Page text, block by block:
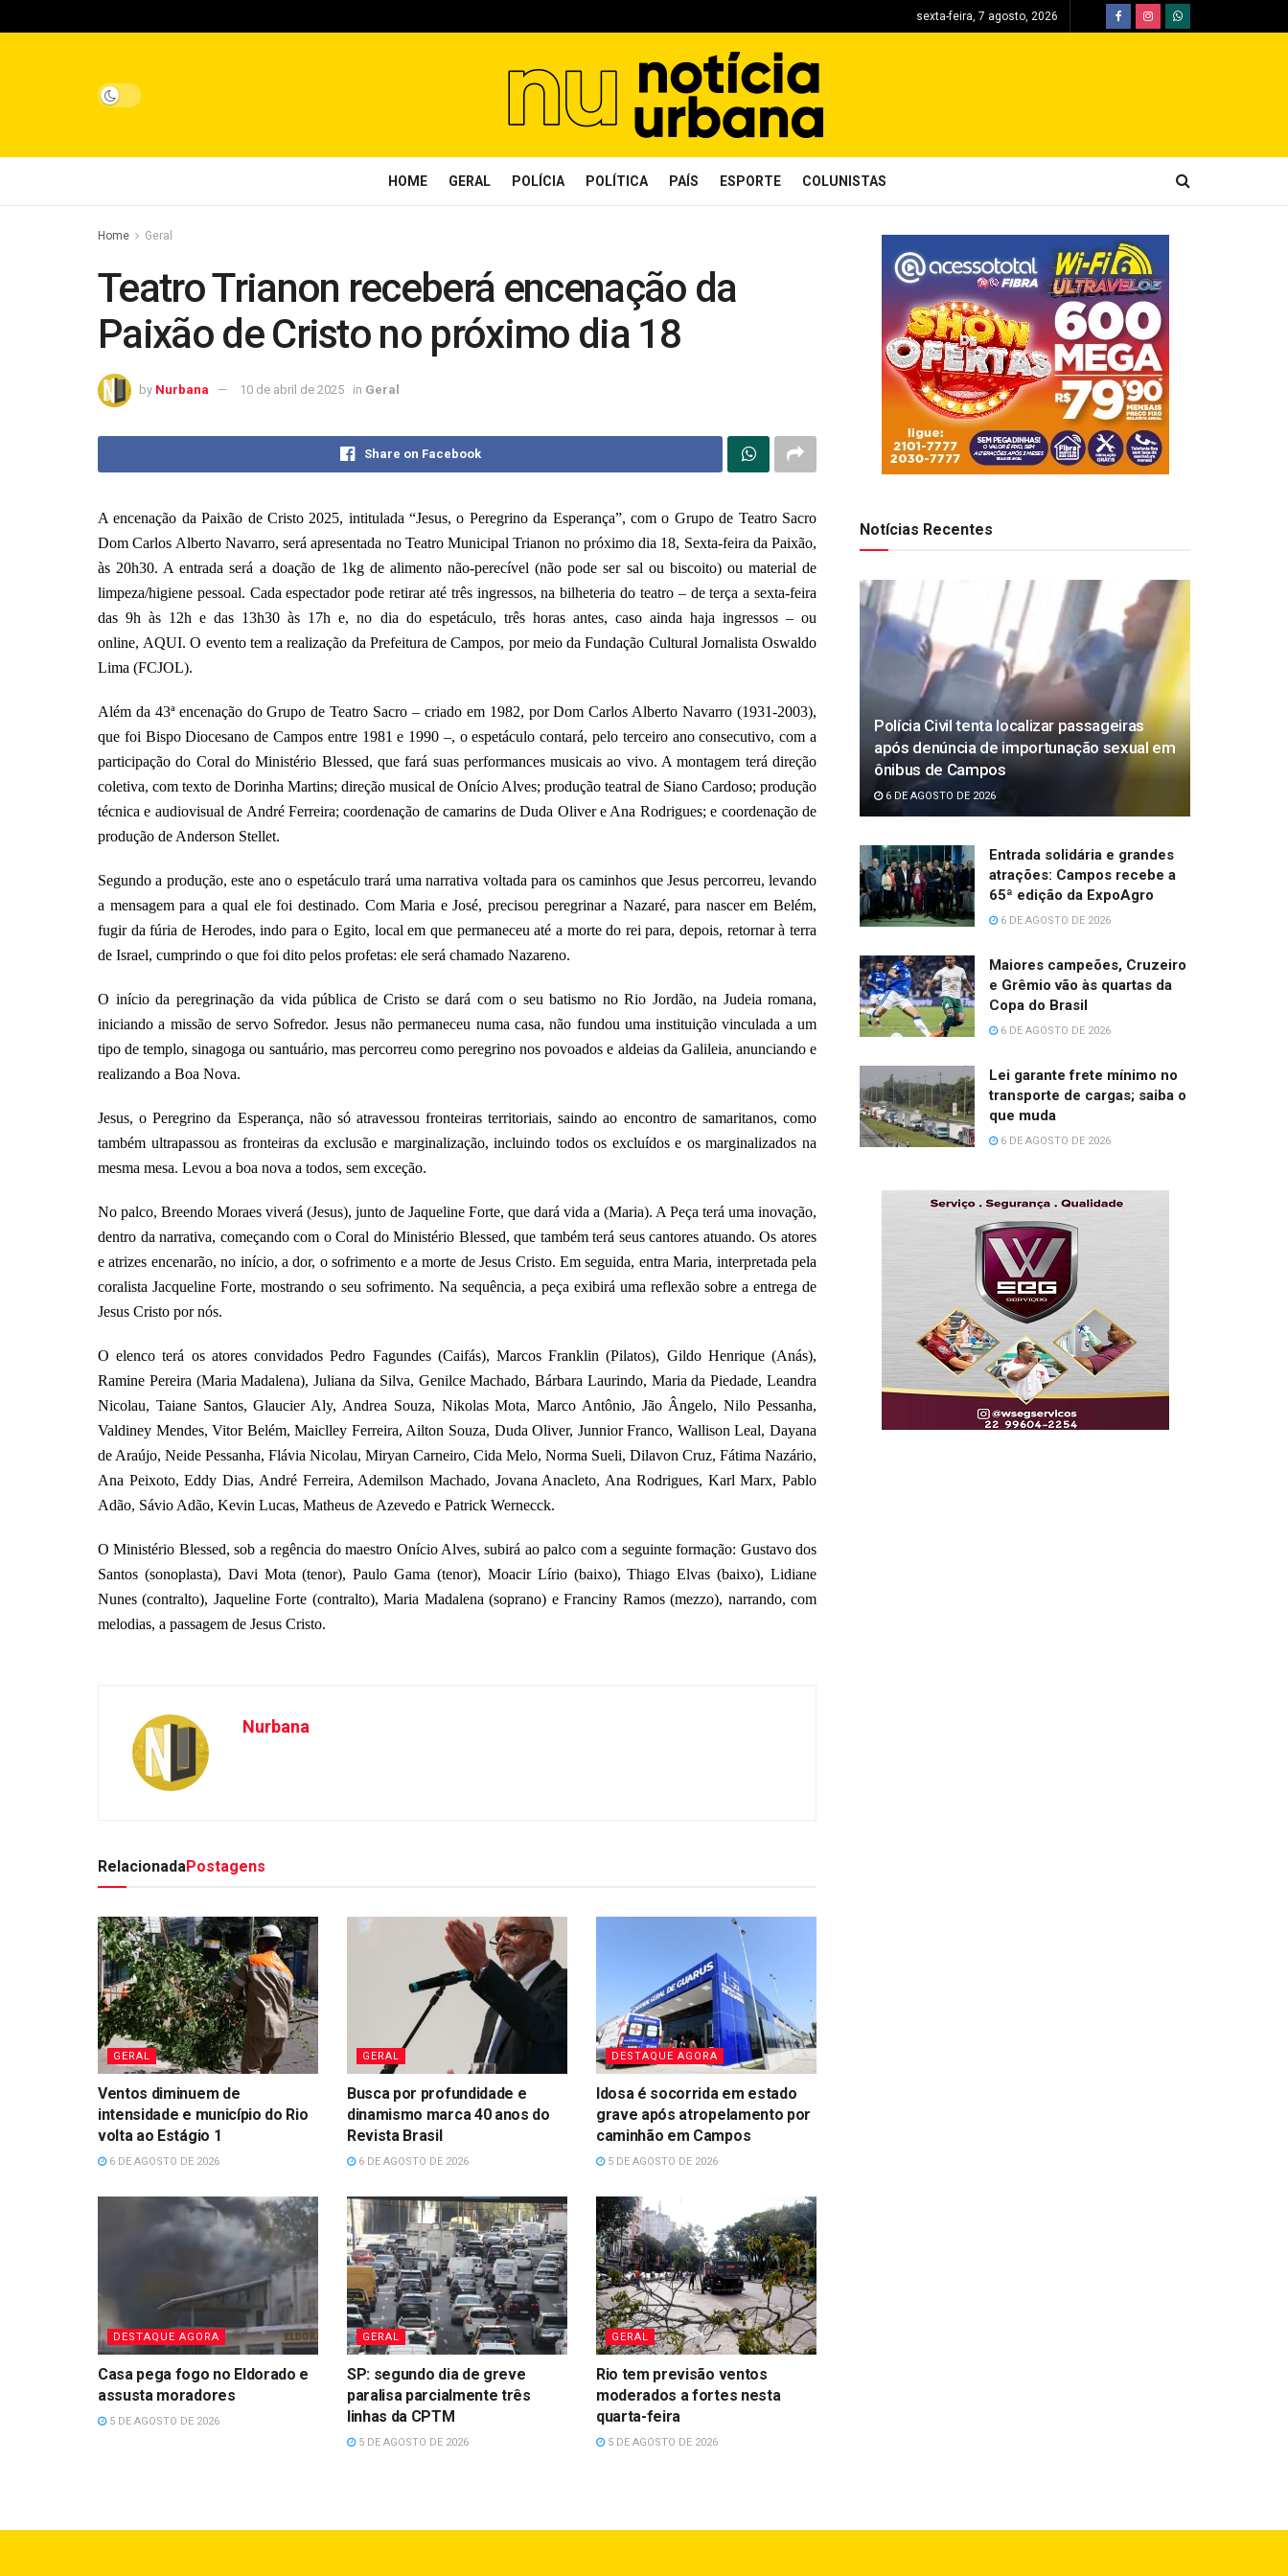
sexta-feira, 7 agosto, 2026
HOME GERAL POLÍCIA POLÍTICA PAÍS ESPORTE COLUNISTAS
Home Geral
Teatro Trianon receberá encenação da
Paixão de Cristo no próximo dia 18
by Nurbana 10 de abril de 2025 in Geral
Share on Facebook
A encenação da Paixão de Cristo 2025, intitulada “Jesus, o Peregrino da Esperança”, com o Grupo de Teatro Sacro
Dom Carlos Alberto Navarro, será apresentada no Teatro Municipal Trianon no próximo dia 18, Sexta-feira da Paixão,
às 20h30. A entrada será a doação de 1kg de alimento não-perecível (não pode ser sal ou biscoito) ou material de
limpeza/higiene pessoal. Cada espectador pode retirar até três ingressos, na bilheteria do teatro – de terça a sexta-feira
das 9h às 12h e das 13h30 às 17h e, no dia do espetáculo, três horas antes, caso ainda haja ingressos – ou
online, AQUI. O evento tem a realização da Prefeitura de Campos, por meio da Fundação Cultural Jornalista Oswaldo
Lima (FCJOL).
Além da 43ª encenação do Grupo de Teatro Sacro – criado em 1982, por Dom Carlos Alberto Navarro (1931-2003),
que foi Bispo Diocesano de Campos entre 1981 e 1990 –, o espetáculo contará, pelo terceiro ano consecutivo, com a
participação do Coral do Ministério Blessed, que fará suas performances musicais ao vivo. A montagem terá direção
coletiva, com texto de Dorinha Martins; direção musical de Onício Alves; produção teatral de Siano Cardoso; produção
técnica e audiovisual de André Ferreira; coordenação de camarins de Duda Oliver e Ana Rodrigues; e coordenação de
produção de Anderson Stellet.
Segundo a produção, este ano o espetáculo trará uma narrativa voltada para os caminhos que Jesus percorreu, levando
a mensagem para a qual ele foi destinado. Com Maria e José, precisou peregrinar a Nazaré, para nascer em Belém,
fugir da fúria de Herodes, indo para o Egito, local em que permaneceu até a morte do rei para, depois, retornar à terra
de Israel, cumprindo o que foi dito pelos profetas: ele será chamado Nazareno.
O início da peregrinação da vida pública de Cristo se dará com o seu batismo no Rio Jordão, na Judeia romana,
iniciando a missão de servo Sofredor. Jesus não permaneceu numa casa, não fundou uma instituição vinculada a um
tipo de templo, sinagoga ou santuário, mas percorreu como peregrino nos povoados e aldeias da Galileia, anunciando e
realizando a Boa Nova.
Jesus, o Peregrino da Esperança, não só atravessou fronteiras territoriais, saindo ao encontro de samaritanos, como
também ultrapassou as fronteiras da exclusão e marginalização, incluindo todos os excluídos e os marginalizados na
mesma mesa. Levou a boa nova a todos, sem exceção.
No palco, Breendo Moraes viverá (Jesus), junto de Jaqueline Forte, que dará vida a (Maria). A Peça terá uma inovação,
dentro da narrativa, começando com o Coral do Ministério Blessed, que também terá seus cantores atuando. Os atores
e atrizes encenarão, no início, a dor, o sofrimento e a morte de Jesus Cristo. Em seguida, entra Maria, interpretada pela
coralista Jacqueline Forte, mostrando o seu sofrimento. Na sequência, a peça exibirá uma reflexão sobre a entrega de
Jesus Cristo por nós.
O elenco terá os atores convidados Pedro Fagundes (Caifás), Marcos Franklin (Pilatos), Gildo Henrique (Anás),
Ramine Pereira (Maria Madalena), Juliana da Silva, Genilce Machado, Bárbara Laurindo, Maria da Piedade, Leandra
Nicolau, Taiane Santos, Glaucier Aly, Andrea Souza, Nikolas Mota, Marco Antônio, Jão Ângelo, Nilo Pessanha,
Valdiney Mendes, Vitor Belém, Maiclley Ferreira, Ailton Souza, Duda Oliver, Junnior Franco, Wallison Leal, Dayana
de Araújo, Neide Pessanha, Flávia Nicolau, Miryan Carneiro, Cida Melo, Norma Sueli, Dilavon Cruz, Fátima Nazário,
Ana Peixoto, Eddy Dias, André Ferreira, Ademilson Machado, Jovana Anacleto, Ana Rodrigues, Karl Marx, Pablo
Adão, Sávio Adão, Kevin Lucas, Matheus de Azevedo e Patrick Wernecck.
O Ministério Blessed, sob a regência do maestro Onício Alves, subirá ao palco com a seguinte formação: Gustavo dos
Santos (sonoplasta), Davi Mota (tenor), Paulo Gama (tenor), Moacir Lírio (baixo), Thiago Elvas (baixo), Lidiane
Nunes (contralto), Jaqueline Forte (contralto), Maria Madalena (soprano) e Franciny Ramos (mezzo), narrando, com
melodias, a passagem de Jesus Cristo.
Nurbana
RelacionadaPostagens
GERAL
Ventos diminuem de
intensidade e município do Rio
volta ao Estágio 1
6 DE AGOSTO DE 2026
GERAL
Busca por profundidade e
dinamismo marca 40 anos do
Revista Brasil
6 DE AGOSTO DE 2026
DESTAQUE AGORA
Idosa é socorrida em estado
grave após atropelamento por
caminhão em Campos
5 DE AGOSTO DE 2026
DESTAQUE AGORA
Casa pega fogo no Eldorado e
assusta moradores
5 DE AGOSTO DE 2026
GERAL
SP: segundo dia de greve
paralisa parcialmente três
linhas da CPTM
5 DE AGOSTO DE 2026
GERAL
Rio tem previsão ventos
moderados a fortes nesta
quarta-feira
5 DE AGOSTO DE 2026
Notícias Recentes
Polícia Civil tenta localizar passageiras
após denúncia de importunação sexual em
ônibus de Campos
6 DE AGOSTO DE 2026
Entrada solidária e grandes
atrações: Campos recebe a
65ª edição da ExpoAgro
6 DE AGOSTO DE 2026
Maiores campeões, Cruzeiro
e Grêmio vão às quartas da
Copa do Brasil
6 DE AGOSTO DE 2026
Lei garante frete mínimo no
transporte de cargas; saiba o
que muda
6 DE AGOSTO DE 2026